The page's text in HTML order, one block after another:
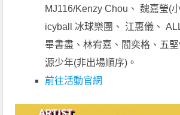
MJ116/Kenzy Chou、 魏嘉瑩(
icyball 冰球樂團、 江惠儀、
畢書盡、林宥嘉、閻奕格、五
源少年(非出場順序)。
前往活動官網